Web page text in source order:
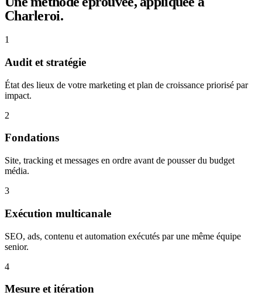
Charleroi.
1
Audit et stratégie
État des lieux de votre marketing et plan de croissance priorisé par
impact.
2
Fondations
Site, tracking et messages en ordre avant de pousser du budget
média.
3
Exécution multicanale
SEO, ads, contenu et automation exécutés par une même équipe
senior.
4
Mesure et itération